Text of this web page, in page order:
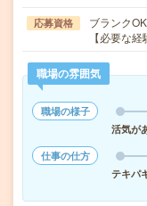
応募資格
ブランク
【必要な
職場の雰囲気
職場の様子
活気が
仕事の仕方
テキパ